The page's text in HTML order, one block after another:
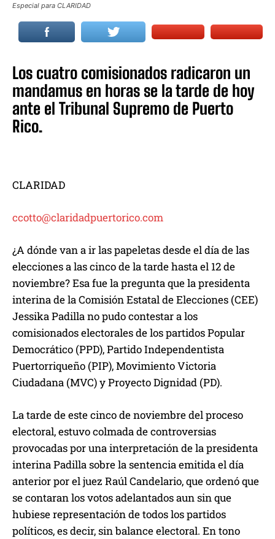
Especial para CLARIDAD
Los cuatro comisionados radicaron un
mandamus en horas se la tarde de hoy
ante el Tribunal Supremo de Puerto
Rico.
CLARIDAD
ccotto@claridadpuertorico.com
¿A dónde van a ir las papeletas desde el día de las
elecciones a las cinco de la tarde hasta el 12 de
noviembre? Esa fue la pregunta que la presidenta
interina de la Comisión Estatal de Elecciones (CEE)
Jessika Padilla no pudo contestar a los
comisionados electorales de los partidos Popular
Democrático (PPD), Partido Independentista
Puertorriqueño (PIP), Movimiento Victoria
Ciudadana (MVC) y Proyecto Dignidad (PD).
La tarde de este cinco de noviembre del proceso
electoral, estuvo colmada de controversias
provocadas por una interpretación de la presidenta
interina Padilla sobre la sentencia emitida el día
anterior por el juez Raúl Candelario, que ordenó que
se contaran los votos adelantados aun sin que
hubiese representación de todos los partidos
políticos, es decir, sin balance electoral. En tono